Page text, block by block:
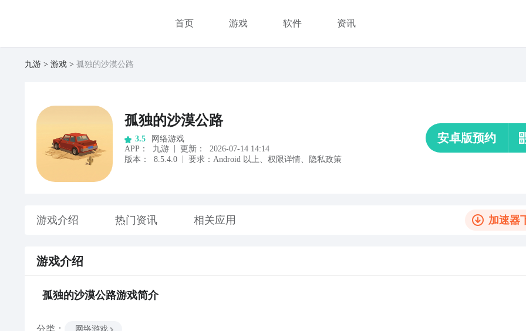
首页 游戏 软件 资讯
九游 游戏 孤独的沙漠公路
孤独的沙漠公路
3.5
网络游戏
APP ： 九游 更新：
2026-07-14 14:14
版本：
8.5.4.0 要求： Android 以上、 权限详情、 隐私政策
安卓版预约
游戏介绍 热门资讯 相关应用 加速器
游戏介绍
孤独的沙漠公路游戏简介
分类 ： 网络游戏